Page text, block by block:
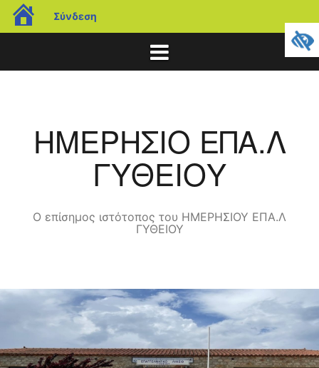
blogs.sch.gr
Σύνδεση
περιεχόμενο
ΗΜΕΡΗΣΙΟ ΕΠΑ.Λ
ΓΥΘΕΙΟΥ
Ο επίσημος ιστότοπος του ΗΜΕΡΗΣΙΟΥ ΕΠΑ.Λ
ΓΥΘΕΙΟΥ